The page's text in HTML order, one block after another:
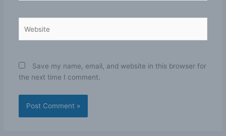
Save my name, email, and website in this browser for
the next time I comment.